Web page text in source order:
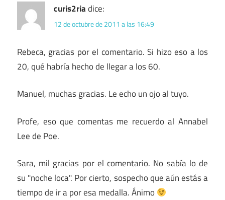
curis2riadice:
12 de octubre de 2011 a las 16:49
Rebeca, gracias por el comentario. Si hizo eso a los
20, qué habría hecho de llegar a los 60.
Manuel, muchas gracias. Le echo un ojo al tuyo.
Profe, eso que comentas me recuerdo al Annabel
Lee de Poe.
Sara, mil gracias por el comentario. No sabía lo de
su "noche loca". Por cierto, sospecho que aún estás a
tiempo de ir a por esa medalla. Ánimo